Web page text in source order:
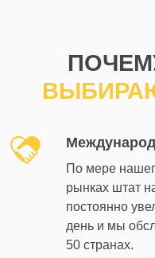
По мере
рынках штат
постоянно
день и мы
50 странах.